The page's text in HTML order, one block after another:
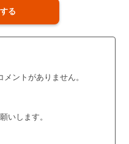
る
ントがありません。
いします。